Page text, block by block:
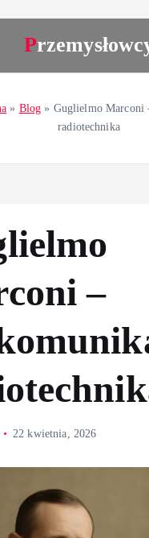
» Blog » Guglielmo Marconi
radiotechnika
–
22 kwietnia, 2026